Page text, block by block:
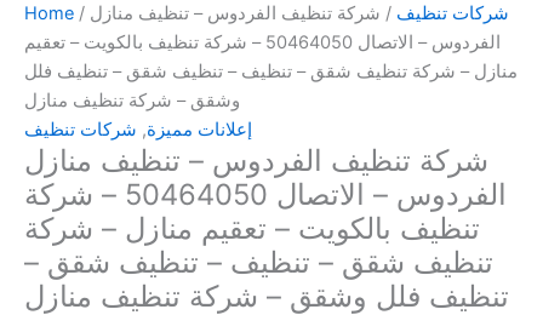
Home / شركات تنظيف / شركة تنظيف الفردوس – تنظيف منازل
الفردوس – الاتصال 50464050 – شركة تنظيف بالكويت – تعقيم
منازل – شركة تنظيف شقق – تنظيف – تنظيف شقق – تنظيف فلل
وشقق – شركة تنظيف منازل
إعلانات مميزة, شركات تنظيف
شركة تنظيف الفردوس – تنظيف منازل
الفردوس – الاتصال 50464050 – شركة
تنظيف بالكويت – تعقيم منازل – شركة
تنظيف شقق – تنظيف – تنظيف شقق –
تنظيف فلل وشقق – شركة تنظيف منازل